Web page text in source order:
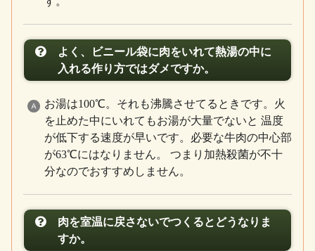
よく、ビニール袋に肉をいれて熱湯の中に
入れる作り方ではダメですか。
お湯は100℃。それも沸騰させてるときです。火
を止めた中にいれてもお湯が大量でないと 温度
が低下する速度が早いです。必要な牛肉の中心部
が63℃にはなりません。 つまり加熱殺菌が不十
分なのでおすすめしません。
肉を室温に戻さないでつくるとどうなりま
すか。